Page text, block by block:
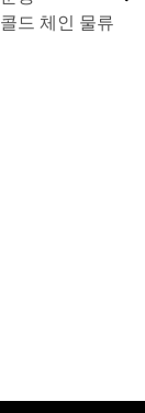
콜드 체인 물류